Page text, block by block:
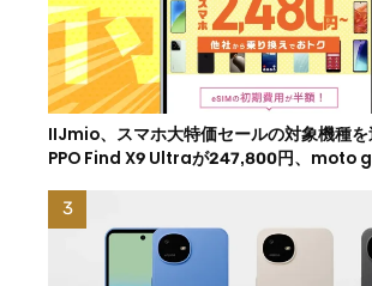
IIJmio、スマホ大特価セールの対象機種
PPO Find X9 Ultraが247,800円、moto